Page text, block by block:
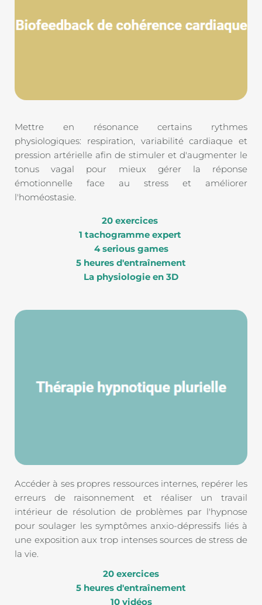
Mettre en résonance certains rythmes
physiologiques: respiration, variabilité cardiaque et
pression artérielle afin de stimuler et d'augmenter le
tonus vagal pour mieux gérer la réponse
émotionnelle face au stress et améliorer
l'homéostasie.
20 exercices
1 tachogramme expert
4 serious games
5 heures d'entraînement
La physiologie en 3D
Accéder à ses propres ressources internes, repérer les
erreurs de raisonnement et réaliser un travail
intérieur de résolution de problèmes par l'hypnose
pour soulager les symptômes anxio-dépressifs liés à
une exposition aux trop intenses sources de stress de
la vie.
20 exercices
5 heures d'entraînement
10 vidéos